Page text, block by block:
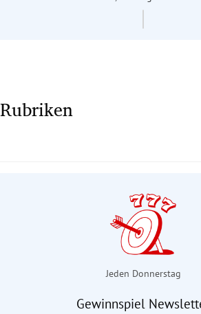
Rubriken
Jeden Donnerstag
Gewinnspiel